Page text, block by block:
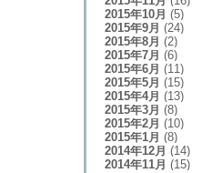
2015年10月 (5)
2015年9月 (24)
2015年8月 (2)
2015年7月 (6)
2015年6月 (11)
2015年5月 (15)
2015年4月 (13)
2015年3月 (8)
2015年2月 (10)
2015年1月 (8)
2014年12月 (14)
2014年11月 (15)